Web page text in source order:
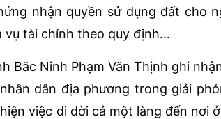
nhận quyền sử dụng đất cho
vụ tài chính theo quy định...
Bắc Ninh Phạm Văn Thịnh ghi
dân địa phương trong giải
việc di dời cả một làng đến nơi